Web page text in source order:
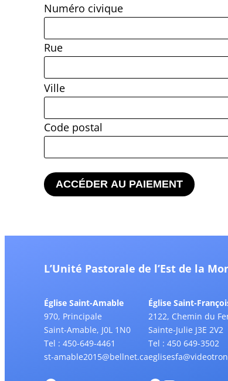
Numéro civique
Rue
Ville
Code postal
L’Unité Pastorale de l’Est de la
Église Saint-Amable
970, Principale
Saint-Amable, J0L 1N0
Tel : 450-649-4461
st-amable2015@bellnet.ca
Église Saint-
2122, Chemin du
Sainte-Julie J3E 2V2
Tel : 450 649-3502